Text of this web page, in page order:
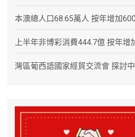
本澳總人口68.65萬人 按年增加
上半年非博彩消費444.7億 按年增
灣區葡西語國家經貿交流會 探討